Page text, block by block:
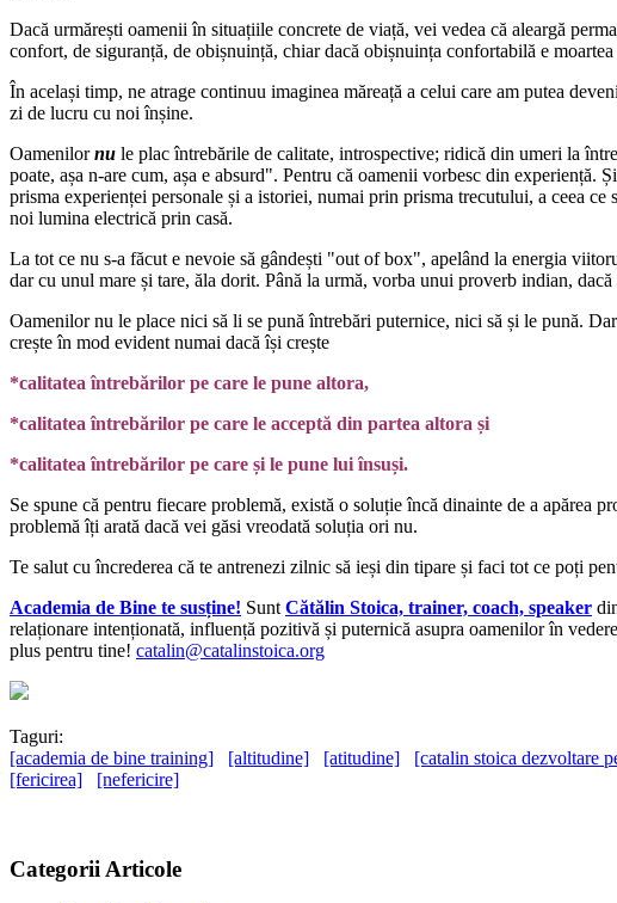
Dacă urmărești oamenii în situațiile concrete de viață, vei vedea că aleargă
confort, de siguranță, de obișnuință, chiar dacă obișnuința confortabilă e
În același timp, ne atrage continuu imaginea măreață a celui care am putea
zi de lucru cu noi înșine.
Oamenilornu le plac întrebările de calitate, introspective; ridică din umeri la
poate, așa n-are cum, așa e absurd". Pentru că oamenii vorbesc din
prisma experienței personale și a istoriei, numai prin prisma trecutului, a ceea
noi lumina electrică prin casă.
La tot ce nu s-a făcut e nevoie să gândești "out of box", apelând la energia
dar cu unul mare și tare, ăla dorit. Până la urmă, vorba unui proverb indian,
Oamenilor nu le place nici să li se pună întrebări puternice, nici să și le pună.
crește în mod evident numai dacă își crește
*calitatea întrebărilor pe care le pune altora,
*calitatea întrebărilor pe care le acceptă din partea altora și
*calitatea întrebărilor pe care și le pune lui însuși.
Se spune că pentru fiecare problemă, există o soluție încă dinainte de a
problemă îți arată dacă vei găsi vreodată soluția ori nu.
Te salut cu încrederea că te antrenezi zilnic să ieși din tipare și faci tot ce poți
Academia de Bine te susține! Sunt Cătălin Stoica, trainer, coach, speaker
relaționare intenționată, influență pozitivă și puternică asupra oamenilor în
plus pentru tine! catalin@catalinstoica.org
Taguri:
[academia de bine training]
[altitudine] [atitudine] [catalin stoica dezvoltare
[fericirea]
[nefericire]
Categorii Articole